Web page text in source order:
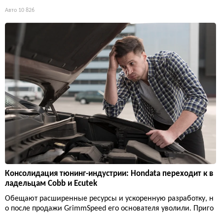
Авто 10 826
Консолидация тюнинг-индустрии: Hondata переходит к в
ладельцам Cobb и Ecutek
Обещают расширенные ресурсы и ускоренную разработку, н
о после продажи GrimmSpeed его основателя уволили. Приго